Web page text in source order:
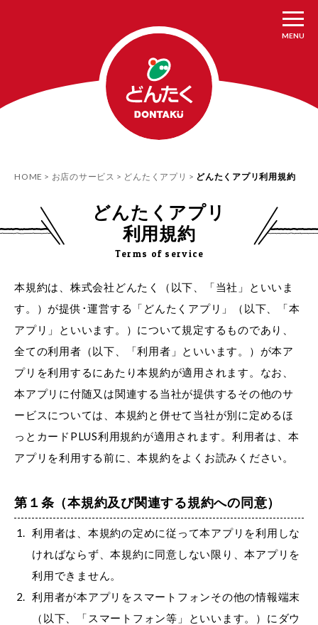
MENU
HOME お店のサービス どんたくアプリ どんたくアプリ利用規約
どんたくアプリ
利用規約
Terms of service
本規約は、株式会社どんたく（以下、「当社」といいま
す。）が提供･運営する「どんたくアプリ」（以下、「本
アプリ」といいます。）について規定するものであり、
全ての利用者（以下、「利用者」といいます。）が本ア
プリを利用するにあたり本規約が適用されます。なお、
本アプリに付随又は関連する当社が提供するその他のサ
ービスについては、本規約と併せて当社が別に定めるほ
っとカードPLUS利用規約が適用されます。利用者は、本
アプリを利用する前に、本規約をよくお読みください。
第１条（本規約及び関連する規約への同意）
利用者は、本規約の定めに従って本アプリを利用しな
ければならず、本規約に同意しない限り、本アプリを
利用できません。
利用者が本アプリをスマートフォンその他の情報端末
（以下、「スマートフォン等」といいます。）にダウ